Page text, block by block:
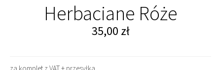
Herbaciane Róże
35,00 zł
za komplet z VAT + przesyłka